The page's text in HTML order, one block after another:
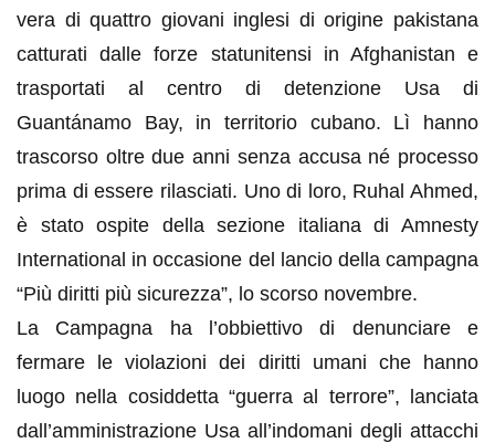
vera di quattro giovani inglesi di origine pakistana
catturati dalle forze statunitensi in Afghanistan e
trasportati al centro di detenzione Usa di
Guantánamo Bay, in territorio cubano. Lì hanno
trascorso oltre due anni senza accusa né processo
prima di essere rilasciati. Uno di loro, Ruhal Ahmed,
è stato ospite della sezione italiana di Amnesty
International in occasione del lancio della campagna
“Più diritti più sicurezza”, lo scorso novembre.
La Campagna ha l’obbiettivo di denunciare e
fermare le violazioni dei diritti umani che hanno
luogo nella cosiddetta “guerra al terrore”, lanciata
dall’amministrazione Usa all’indomani degli attacchi